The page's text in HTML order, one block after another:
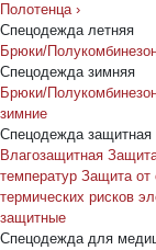
Полотенца ›
Спецодежда летняя
Брюки/
Спецодежда зимняя
Брюки/
зимние
Спецодежда защитная
Влагозащитная
температур Защита от
термических рисков
защитные
Спецодежда для